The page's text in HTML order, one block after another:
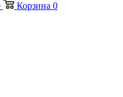
Корзина 0